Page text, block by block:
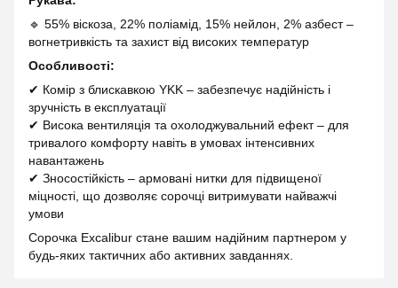
🔹 55% віскоза, 22% поліамід, 15% нейлон, 2% азбест –
вогнетривкість та захист від високих температур
Особливості:
✔ Комір з блискавкою YKK – забезпечує надійність і
зручність в експлуатації
✔ Висока вентиляція та охолоджувальний ефект – для
тривалого комфорту навіть в умовах інтенсивних
навантажень
✔ Зносостійкість – армовані нитки для підвищеної
міцності, що дозволяє сорочці витримувати найважчі
умови
Сорочка Excalibur стане вашим надійним партнером у
будь-яких тактичних або активних завданнях.